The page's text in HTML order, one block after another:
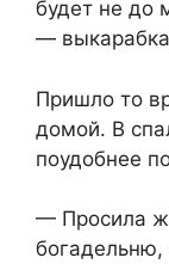
будет не до
—
Пришло то
домой. В
поудобнее
— Просила